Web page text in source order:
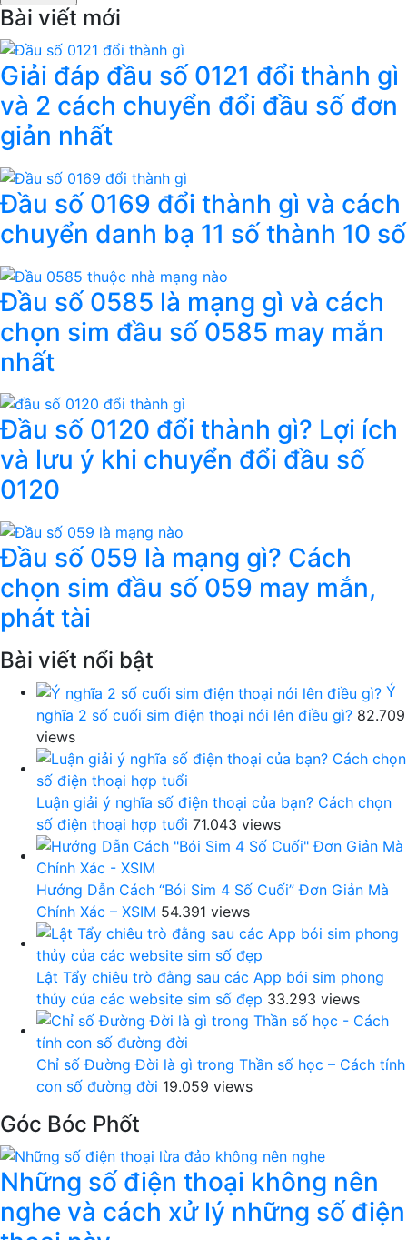
Bài viết mới
Giải đáp đầu số 0121 đổi thành gì
và 2 cách chuyển đổi đầu số đơn
giản nhất
Đầu số 0169 đổi thành gì và cách
chuyển danh bạ 11 số thành 10 số
Đầu số 0585 là mạng gì và cách
chọn sim đầu số 0585 may mắn
nhất
Đầu số 0120 đổi thành gì? Lợi ích
và lưu ý khi chuyển đổi đầu số
0120
Đầu số 059 là mạng gì? Cách
chọn sim đầu số 059 may mắn,
phát tài
Bài viết nổi bật
Ý
nghĩa 2 số cuối sim điện thoại nói lên điều gì? 82.709
views
Luận giải ý nghĩa số điện thoại của bạn? Cách chọn
số điện thoại hợp tuổi 71.043 views
Hướng Dẫn Cách “Bói Sim 4 Số Cuối” Đơn Giản Mà
Chính Xác – XSIM 54.391 views
Lật Tẩy chiêu trò đằng sau các App bói sim phong
thủy của các website sim số đẹp 33.293 views
Chỉ số Đường Đời là gì trong Thần số học – Cách tính
con số đường đời 19.059 views
Góc Bóc Phốt
Những số điện thoại không nên
nghe và cách xử lý những số điện